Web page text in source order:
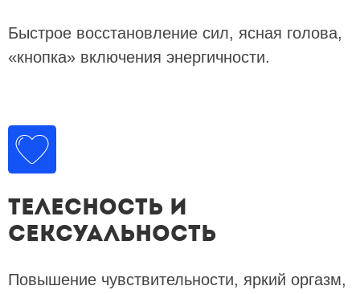
Быстрое восстановление сил, ясная голова,
«кнопка» включения энергичности.
Телесность и
сексуальность
Повышение чувствительности, яркий оргазм,